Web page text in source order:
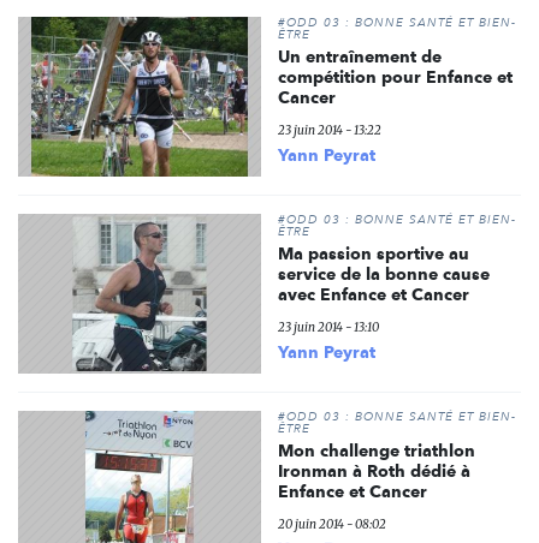
#ODD 03 : BONNE SANTÉ ET BIEN-
ÊTRE
Un entraînement de
compétition pour Enfance et
Cancer
23 juin 2014 - 13:22
Yann Peyrat
#ODD 03 : BONNE SANTÉ ET BIEN-
ÊTRE
Ma passion sportive au
service de la bonne cause
avec Enfance et Cancer
23 juin 2014 - 13:10
Yann Peyrat
#ODD 03 : BONNE SANTÉ ET BIEN-
ÊTRE
Mon challenge triathlon
Ironman à Roth dédié à
Enfance et Cancer
20 juin 2014 - 08:02